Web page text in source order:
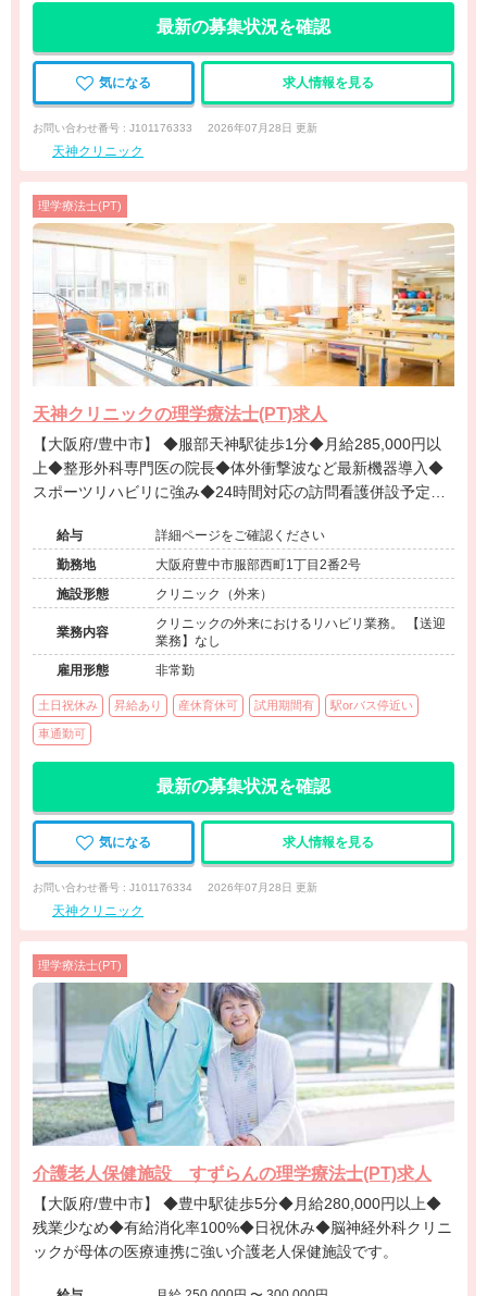
最新の募集状況を確認
気になる 求人情報を見る
お問い合わせ番号 : J101176333 2026年07月28日 更新
天神クリニック
理学療法士(PT)
天神クリニックの理学療法士(PT)求人
【大阪府/豊中市】 ◆服部天神駅徒歩1分◆月給285,000円以
上◆整形外科専門医の院長◆体外衝撃波など最新機器導入◆
スポーツリハビリに強み◆24時間対応の訪問看護併設予定◆
給与
詳細ページをご確認ください
勤務地
大阪府豊中市服部西町1丁目2番2号
施設形態
クリニック（外来）
業務内容
クリニックの外来におけるリハビリ業務。 【送迎
業務】なし
雇用形態
非常勤
土日祝休み 昇給あり 産休育休可 試用期間有 駅orバス停近い
車通勤可
最新の募集状況を確認
気になる 求人情報を見る
お問い合わせ番号 : J101176334 2026年07月28日 更新
天神クリニック
理学療法士(PT)
介護老人保健施設 すずらんの理学療法士(PT)求人
【大阪府/豊中市】 ◆豊中駅徒歩5分◆月給280,000円以上◆
残業少なめ◆有給消化率100%◆日祝休み◆脳神経外科クリニ
ックが母体の医療連携に強い介護老人保健施設です。